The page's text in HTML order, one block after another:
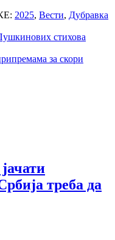
2025, Вести, Дубравка
стихова
за скори
треба да